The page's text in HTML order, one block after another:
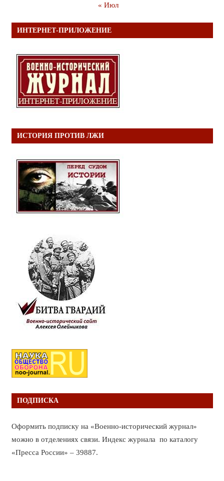
« Июл
ИНТЕРНЕТ-ПРИЛОЖЕНИЕ
ИСТОРИЯ ПРОТИВ ЛЖИ
ПОДПИСКА
Оформить подписку на «Военно-исторический журнал»
можно в отделениях связи. Индекс журнала по каталогу
«Пресса России» – 39887.